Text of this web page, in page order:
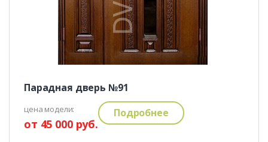
Парадная дверь №91
цена модели:
от 45 000 руб.
Подробнее